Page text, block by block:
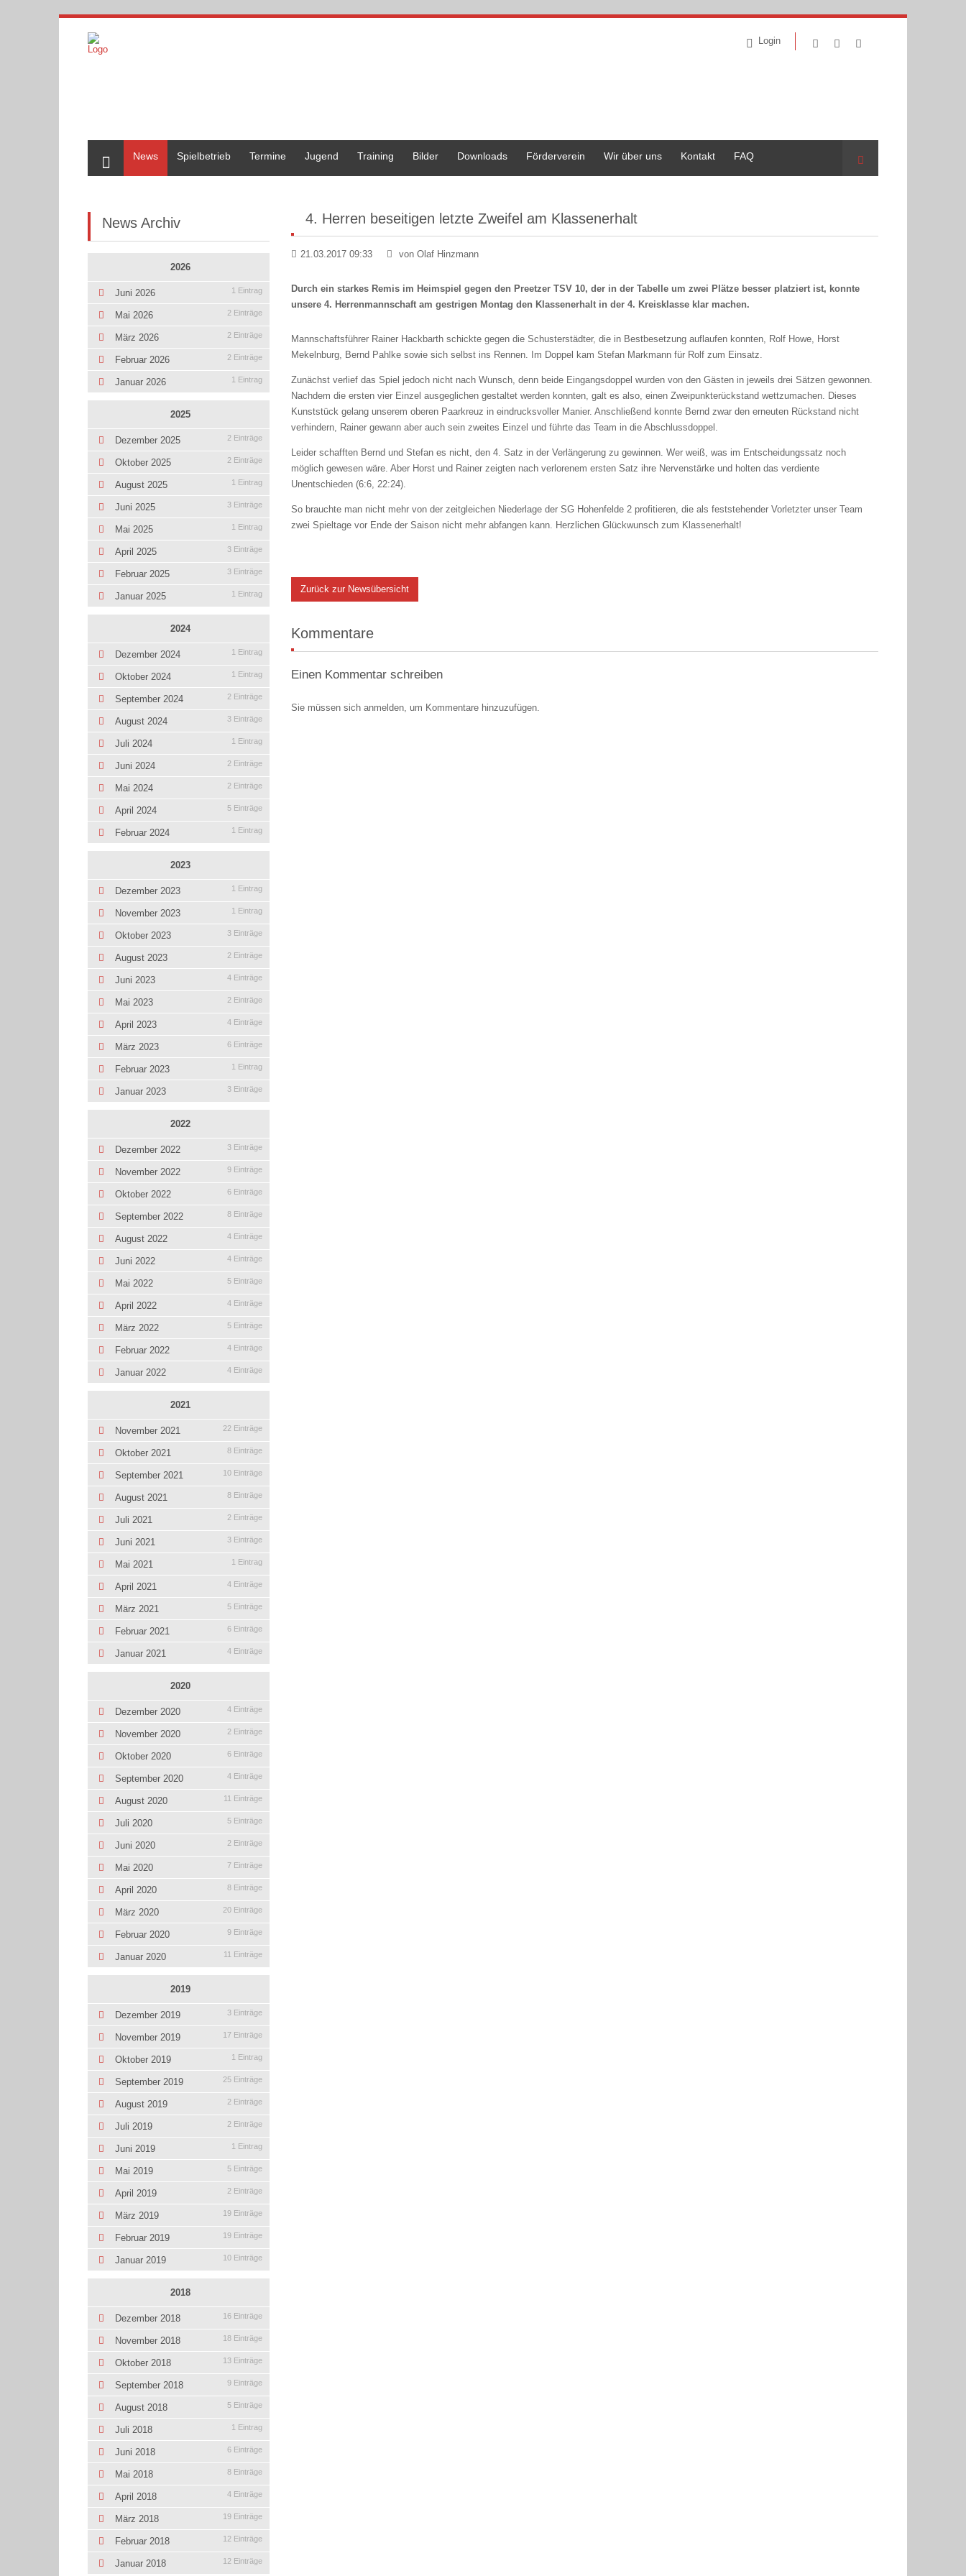
Login
News
Spielbetrieb Termine Jugend Training Bilder Downloads Förderverein Wir über uns Kontakt FAQ Suche
4. Herren beseitigen letzte Zweifel am Klassenerhalt
21.03.2017 09:33 von Olaf Hinzmann
Durch ein starkes Remis im Heimspiel gegen den Preetzer TSV 10, der in der Tabelle um zwei Plätze besser platziert ist, konnte
unsere 4. Herrenmannschaft am gestrigen Montag den Klassenerhalt in der 4. Kreisklasse klar machen.
Mannschaftsführer Rainer Hackbarth schickte gegen die Schusterstädter, die in Bestbesetzung auflaufen konnten, Rolf Howe, Horst
Mekelnburg, Bernd Pahlke sowie sich selbst ins Rennen. Im Doppel kam Stefan Markmann für Rolf zum Einsatz.
Zunächst verlief das Spiel jedoch nicht nach Wunsch, denn beide Eingangsdoppel wurden von den Gästen in jeweils drei Sätzen gewonnen.
Nachdem die ersten vier Einzel ausgeglichen gestaltet werden konnten, galt es also, einen Zweipunkterückstand wettzumachen. Dieses
Kunststück gelang unserem oberen Paarkreuz in eindrucksvoller Manier. Anschließend konnte Bernd zwar den erneuten Rückstand nicht
verhindern, Rainer gewann aber auch sein zweites Einzel und führte das Team in die Abschlussdoppel.
Leider schafften Bernd und Stefan es nicht, den 4. Satz in der Verlängerung zu gewinnen. Wer weiß, was im Entscheidungssatz noch
möglich gewesen wäre. Aber Horst und Rainer zeigten nach verlorenem ersten Satz ihre Nervenstärke und holten das verdiente
Unentschieden (6:6, 22:24).
So brauchte man nicht mehr von der zeitgleichen Niederlage der SG Hohenfelde 2 profitieren, die als feststehender Vorletzter unser Team
zwei Spieltage vor Ende der Saison nicht mehr abfangen kann. Herzlichen Glückwunsch zum Klassenerhalt!
Zurück zur Newsübersicht
Kommentare
Einen Kommentar schreiben
Sie müssen sich anmelden, um Kommentare hinzuzufügen.
News Archiv
2026
Juni 2026 1 Eintrag
Mai 2026 2 Einträge
März 2026 2 Einträge
Februar 2026 2 Einträge
Januar 2026 1 Eintrag
2025
Dezember 2025 2 Einträge
Oktober 2025 2 Einträge
August 2025 1 Eintrag
Juni 2025 3 Einträge
Mai 2025 1 Eintrag
April 2025 3 Einträge
Februar 2025 3 Einträge
Januar 2025 1 Eintrag
2024
Dezember 2024 1 Eintrag
Oktober 2024 1 Eintrag
September 2024 2 Einträge
August 2024 3 Einträge
Juli 2024 1 Eintrag
Juni 2024 2 Einträge
Mai 2024 2 Einträge
April 2024 5 Einträge
Februar 2024 1 Eintrag
2023
Dezember 2023 1 Eintrag
November 2023 1 Eintrag
Oktober 2023 3 Einträge
August 2023 2 Einträge
Juni 2023 4 Einträge
Mai 2023 2 Einträge
April 2023 4 Einträge
März 2023 6 Einträge
Februar 2023 1 Eintrag
Januar 2023 3 Einträge
2022
Dezember 2022 3 Einträge
November 2022 9 Einträge
Oktober 2022 6 Einträge
September 2022 8 Einträge
August 2022 4 Einträge
Juni 2022 4 Einträge
Mai 2022 5 Einträge
April 2022 4 Einträge
März 2022 5 Einträge
Februar 2022 4 Einträge
Januar 2022 4 Einträge
2021
November 2021 22 Einträge
Oktober 2021 8 Einträge
September 2021 10 Einträge
August 2021 8 Einträge
Juli 2021 2 Einträge
Juni 2021 3 Einträge
Mai 2021 1 Eintrag
April 2021 4 Einträge
März 2021 5 Einträge
Februar 2021 6 Einträge
Januar 2021 4 Einträge
2020
Dezember 2020 4 Einträge
November 2020 2 Einträge
Oktober 2020 6 Einträge
September 2020 4 Einträge
August 2020 11 Einträge
Juli 2020 5 Einträge
Juni 2020 2 Einträge
Mai 2020 7 Einträge
April 2020 8 Einträge
März 2020 20 Einträge
Februar 2020 9 Einträge
Januar 2020 11 Einträge
2019
Dezember 2019 3 Einträge
November 2019 17 Einträge
Oktober 2019 1 Eintrag
September 2019 25 Einträge
August 2019 2 Einträge
Juli 2019 2 Einträge
Juni 2019 1 Eintrag
Mai 2019 5 Einträge
April 2019 2 Einträge
März 2019 19 Einträge
Februar 2019 19 Einträge
Januar 2019 10 Einträge
2018
Dezember 2018 16 Einträge
November 2018 18 Einträge
Oktober 2018 13 Einträge
September 2018 9 Einträge
August 2018 5 Einträge
Juli 2018 1 Eintrag
Juni 2018 6 Einträge
Mai 2018 8 Einträge
April 2018 4 Einträge
März 2018 19 Einträge
Februar 2018 12 Einträge
Januar 2018 12 Einträge